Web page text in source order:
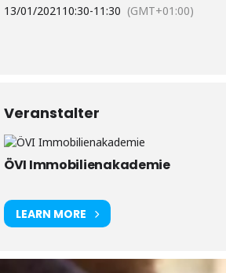
13/01/2021 10:30-11:30 (GMT+01:00)
Veranstalter
ÖVI Immobilienakademie
LEARN MORE